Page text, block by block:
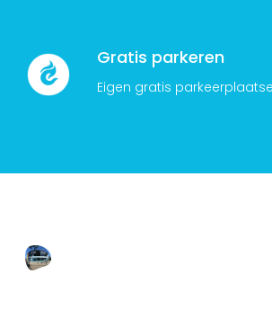
Gratis parkeren
Eigen gratis